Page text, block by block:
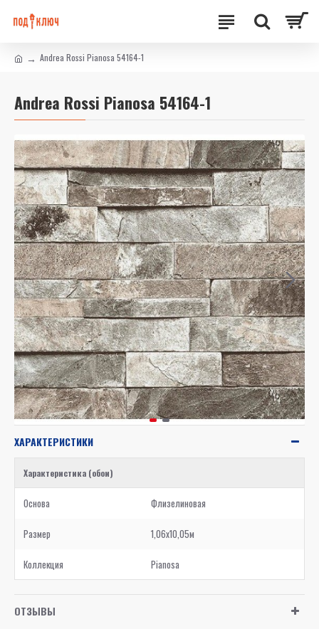
Andrea Rossi Pianosa 54164-1
Andrea Rossi Pianosa 54164-1
ХАРАКТЕРИСТИКИ
Характеристика (обои)
Основа Флизелиновая
Размер 1,06x10,05м
Коллекция Pianosa
ОТЗЫВЫ